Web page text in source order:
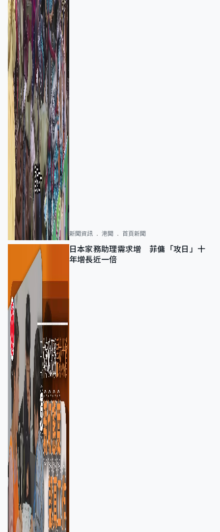
新聞資訊 港聞 首頁新聞
日本家務助理需求增 菲傭「攻日」十
年增長近一倍